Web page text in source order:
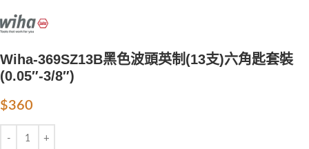
Wiha-369SZ13B黑色波頭英制(13支)六角匙套裝
(0.05″-3/8″)
$360